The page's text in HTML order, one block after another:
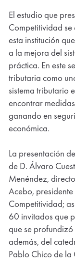
El estudio que
Competitividad
esta institución
a la mejora del
práctica. En este
tributaria como
sistema tributario
encontrar
ganando en
económica.
La presentación
de D. Álvaro
Menéndez,
Acebo,
Competitividad;
60 invitados que
que se
además, del
Pablo Chico de la